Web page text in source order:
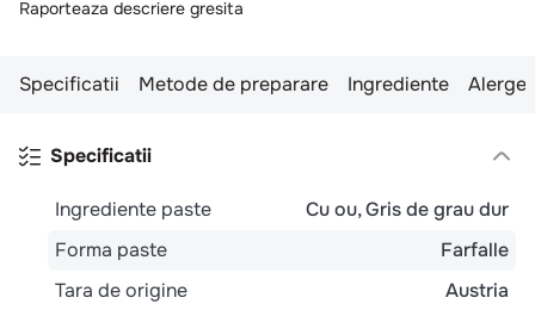
Raporteaza descriere gresita
Specificatii Metode de preparare Ingrediente
Specificatii
Ingrediente paste Cu ou Gris de grau dur
Forma paste
Farfalle
Tara de origine
Austria